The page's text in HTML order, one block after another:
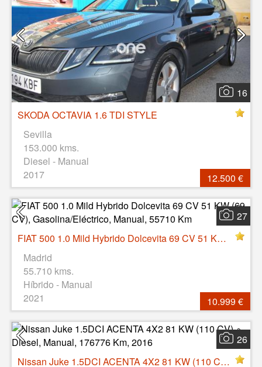
16
SKODA OCTAVIA 1.6 TDI STYLE
Sevilla
153.000 kms.
Diesel - Manual
2017
12.500 €
27
FIAT 500 1.0 Mild Hybrido Dolcevita 69 CV 51 KW (69 CV), Gasolina/Eléctrico, Manual, 55710 Km
Madrid
55.710 kms.
Híbrido - Manual
2021
10.999 €
26
Nissan Juke 1.5DCI ACENTA 4X2 81 KW (110 CV), Diesel, Manual, 176776 Km, 2016